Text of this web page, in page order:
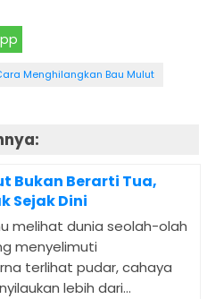
Menghilangkan Bau Mulut
Bukan Berarti Tua,
Sejak Dini
melihat dunia seolah-olah
menyelimuti
terlihat pudar, cahaya
lebih dari...